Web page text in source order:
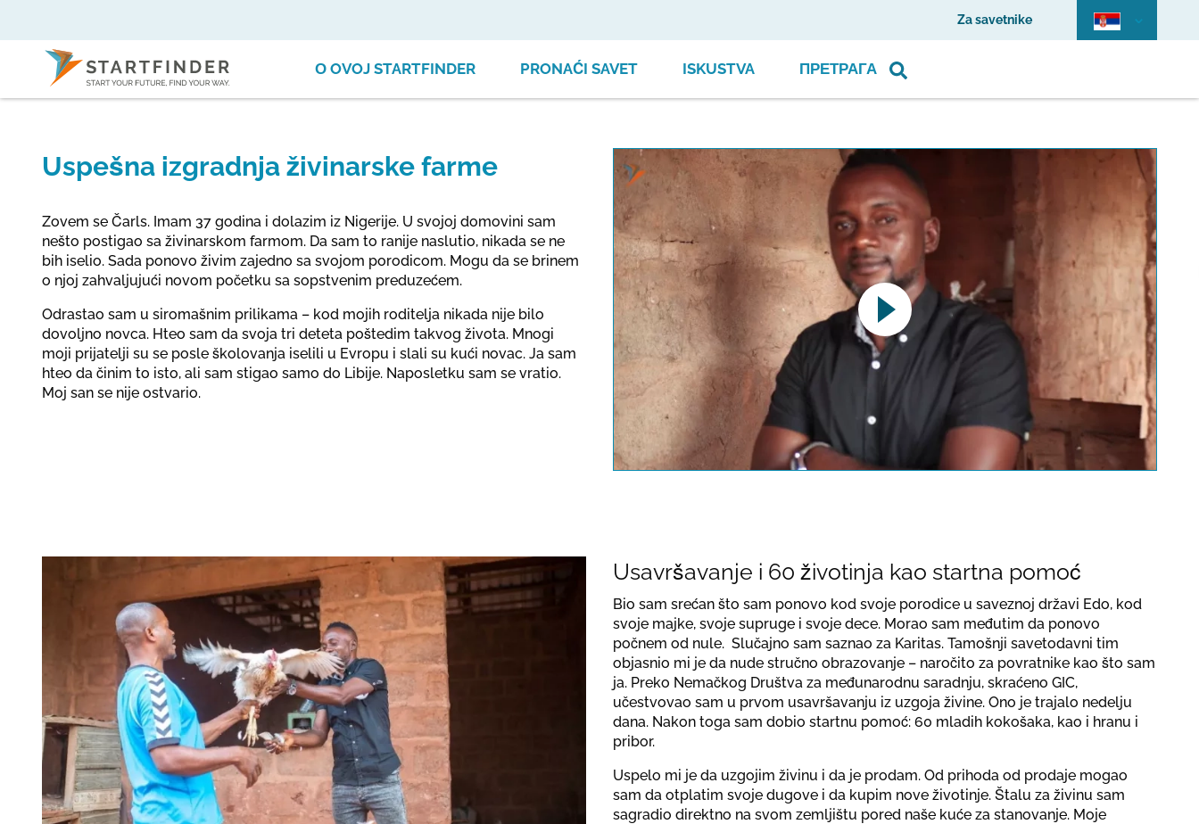
Za savetnike
О OVOJ STARTFINDER PRONAĆI SAVET ISKUSTVA ПРЕТРАГА
This link opens a YouTube video. Please
note the data protection regulations valid
for this site.
Uspešna izgradnja živinarske farme
Zovem se Čarls. Imam 37 godina i dolazim iz Nigerije. U svojoj domovini sam
nešto postigao sa živinarskom farmom. Da sam to ranije naslutio, nikada se ne
bih iselio. Sada ponovo živim zajedno sa svojom porodicom. Mogu da se brinem
o njoj zahvaljujući novom početku sa sopstvenim preduzećem.
Odrastao sam u siromašnim prilikama – kod mojih roditelja nikada nije bilo
dovoljno novca. Hteo sam da svoja tri deteta poštedim takvog života. Mnogi
moji prijatelji su se posle školovanja iselili u Evropu i slali su kući novac. Ja sam
hteo da činim to isto, ali sam stigao samo do Libije. Naposletku sam se vratio.
Moj san se nije ostvario.
Usavršavanje i 60 životinja kao startna pomoć
Bio sam srećan što sam ponovo kod svoje porodice u saveznoj državi Edo, kod
svoje majke, svoje supruge i svoje dece. Morao sam međutim da ponovo
počnem od nule. Slučajno sam saznao za Karitas. Tamošnji savetodavni tim
objasnio mi je da nude stručno obrazovanje – naročito za povratnike kao što sam
ja. Preko Nemačkog Društva za međunarodnu saradnju, skraćeno GIC,
učestvovao sam u prvom usavršavanju iz uzgoja živine. Ono je trajalo nedelju
dana. Nakon toga sam dobio startnu pomoć: 60 mladih kokošaka, kao i hranu i
pribor.
Uspelo mi je da uzgojim živinu i da je prodam. Od prihoda od prodaje mogao
sam da otplatim svoje dugove i da kupim nove životinje. Štalu za živinu sam
sagradio direktno na svom zemljištu pored naše kuće za stanovanje. Moje